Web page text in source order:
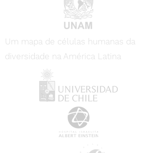
Um mapa de células humanas da
diversidade na América Latina